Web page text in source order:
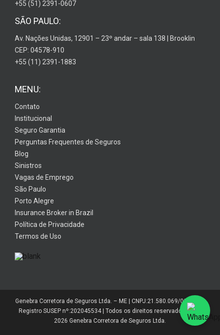
+55 (51) 2391-0607
SÃO PAULO:
Av. Nações Unidas, 12901 – 23º andar – sala 138 | Brooklin
CEP: 04578-910
+55 (11) 2391-1883
MENU:
Contato
Institucional
Seguro Garantia
Perguntas Frequentes de Seguros
Blog
Sinistros
Vagas de Emprego
São Paulo
Porto Alegre
Insurance Broker in Brazil
Política de Privacidade
Termos de Uso
Genebra Corretora de Seguros Ltda. – ME | CNPJ:21.580.069/0001-01 |
Registro SUSEP nº:202045534 | Todos os direitos reservados 2014-
2026 Genebra Corretora de Seguros Ltda.